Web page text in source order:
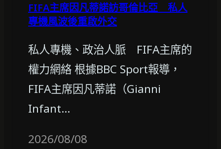
FIFA主席因凡蒂諾訪哥倫比亞 私人
專機風波後重啟外交
私人專機、政治人脈 FIFA主席的
權力網絡 根據BBC Sport報導，
FIFA主席因凡蒂諾（Gianni
Infant…
2026/08/08